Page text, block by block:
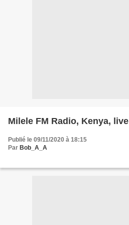
Milele FM Radio, Kenya, live
Publié le 09/11/2020 à 18:15
Par Bob_A_A